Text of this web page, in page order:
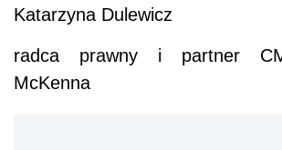
Katarzyna Dulewicz
radca prawny i partner
McKenna